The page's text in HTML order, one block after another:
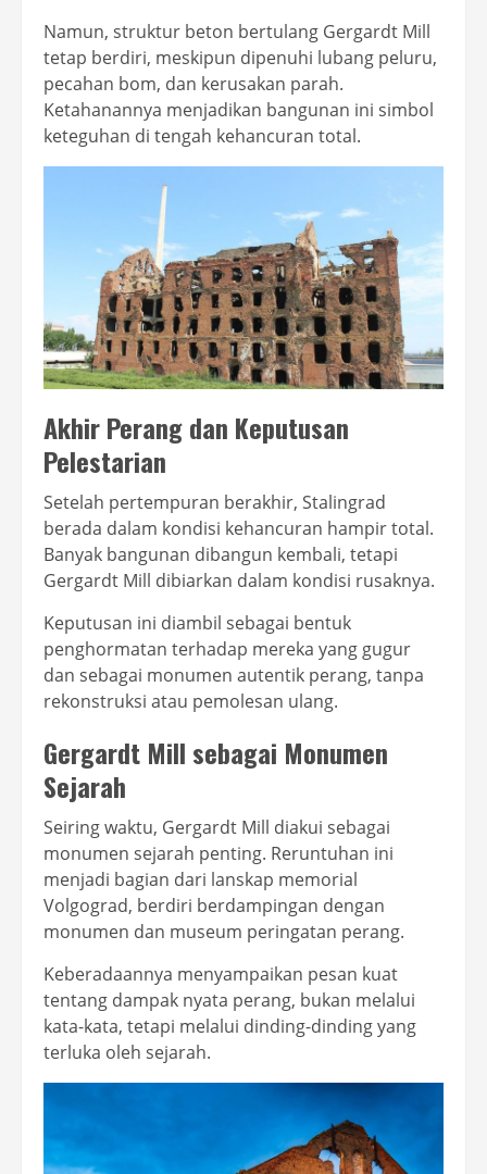
Namun, struktur beton bertulang Gergardt Mill
tetap berdiri, meskipun dipenuhi lubang peluru,
pecahan bom, dan kerusakan parah.
Ketahanannya menjadikan bangunan ini simbol
keteguhan di tengah kehancuran total.
Akhir Perang dan Keputusan
Pelestarian
Setelah pertempuran berakhir, Stalingrad
berada dalam kondisi kehancuran hampir total.
Banyak bangunan dibangun kembali, tetapi
Gergardt Mill dibiarkan dalam kondisi rusaknya.
Keputusan ini diambil sebagai bentuk
penghormatan terhadap mereka yang gugur
dan sebagai monumen autentik perang, tanpa
rekonstruksi atau pemolesan ulang.
Gergardt Mill sebagai Monumen
Sejarah
Seiring waktu, Gergardt Mill diakui sebagai
monumen sejarah penting. Reruntuhan ini
menjadi bagian dari lanskap memorial
Volgograd, berdiri berdampingan dengan
monumen dan museum peringatan perang.
Keberadaannya menyampaikan pesan kuat
tentang dampak nyata perang, bukan melalui
kata-kata, tetapi melalui dinding-dinding yang
terluka oleh sejarah.